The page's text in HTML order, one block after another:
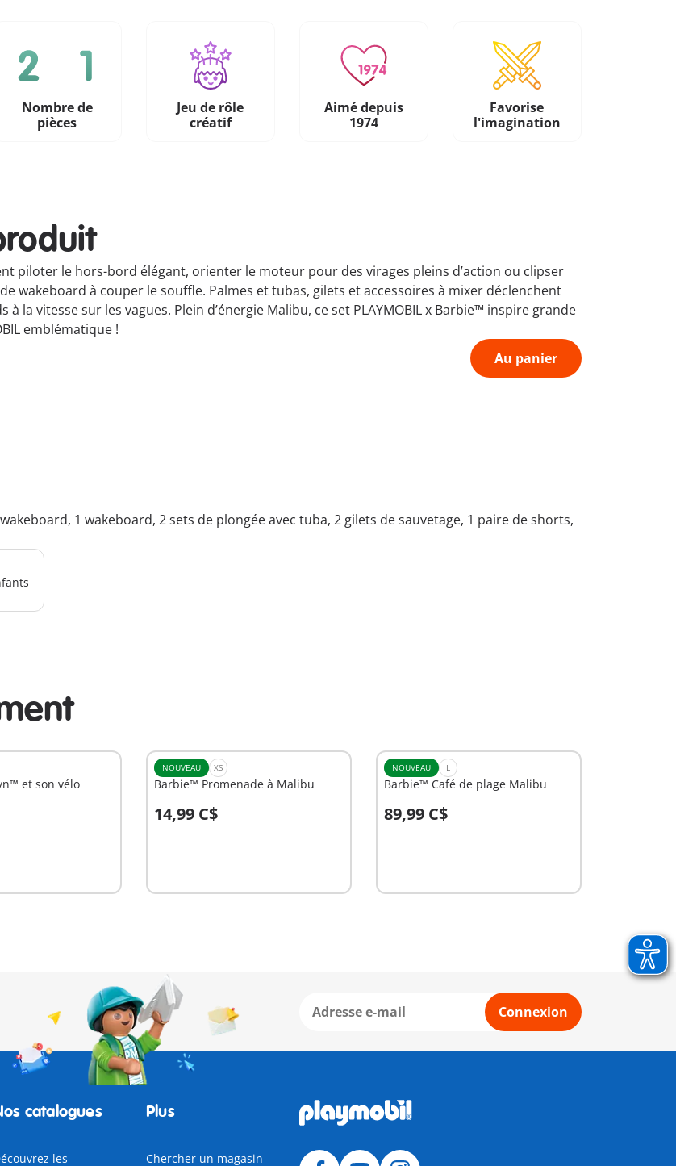
Nombre de
pièces
Jeu de rôle
créatif
Aimé depuis
1974
Favorise
l'imagination
piloter le hors-bord élégant, orienter le moteur pour des virages pleins d’action ou clipser
wakeboard à couper le souffle. Palmes et tubas, gilets et accessoires à mixer déclenchent
la vitesse sur les vagues. Plein d’énergie Malibu, ce set PLAYMOBIL x Barbie™ inspire grande
emblématique !
Au panier
1 wakeboard, 2 sets de plongée avec tuba, 2 gilets de sauvetage, 1 paire de shorts,
et son vélo
NOUVEAU XS
Barbie™ Promenade à Malibu
14,99 C$
Au panier
NOUVEAU L
Barbie™ Café de plage Malibu
89,99 C$
Au panier
Connexion
catalogues
les
Plus
Chercher un magasin